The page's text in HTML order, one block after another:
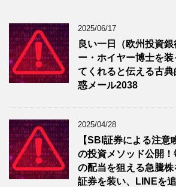
2025/06/17
良い一日（欧州投資
ー・ホイヤー博士を
てくれると伝える古
惑メール2038
2025/04/28
【SBI証券による注
の投資メソッド公開
の配当を狙える急騰株
証券を装い、LINEを